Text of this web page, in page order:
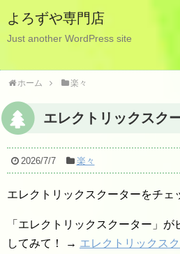
よろずや専門店
Just another WordPress site
ホーム 楽々
エレクトリックスク
2026/7/7 楽々
エレクトリックスクーターをチェ
「エレクトリックスクーター」
してみて！ → エレクトリックス